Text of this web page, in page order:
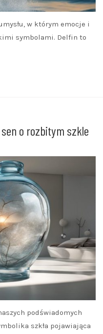
w którym emocje i
symbolami. Delfin to
o rozbitym szkle
podświadomych
szkła pojawiająca